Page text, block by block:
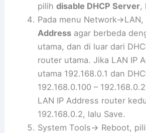
pilih disable DHCP Server,
Pada menu Network->LAN,
Addressagar berbeda
utama, dan di luar dari
router utama. Jika LAN IP
utama 192.168.0.1 dan
192.168.0.100 –
LAN IP Address router
192.168.0.2, lalu Save.
System Tools-> Reboot,